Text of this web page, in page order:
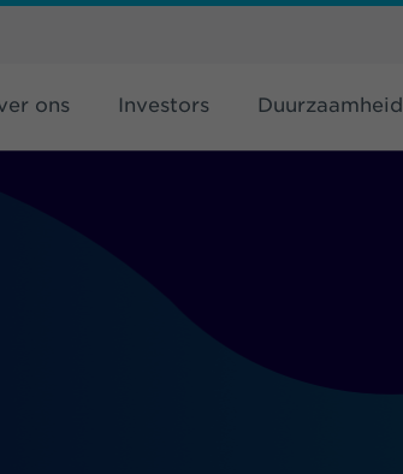
ons Investors Duurzaamheid